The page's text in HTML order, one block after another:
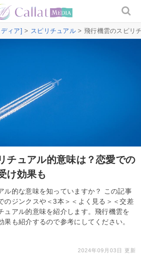
ィア] > スピリチュアル > 飛行機雲のスピリ
チュアル的意味は？恋愛での
け効果も
ル的な意味を知っていますか？ この記事
のジンクスや＜3本＞＜よく見る＞＜交差
ュアル的意味を紹介します。飛行機雲を
果も紹介するので参考にしてください。
2024年09月03日 更新